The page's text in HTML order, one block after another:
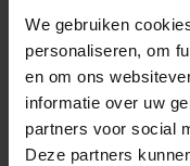
We gebruiken
personaliseren, om
en om ons
informatie over uw
partners voor social
Deze partners